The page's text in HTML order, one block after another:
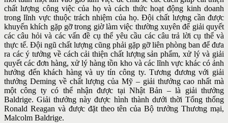
chất lượng công việc của họ và cách thức hoạt động kinh doanh
trong lĩnh vực thuộc trách nhiệm của họ. Đội chất lượng cần được
khuyến khích gặp gỡ trong giờ làm việc thường xuyên để giải quyết
các câu hỏi và các vấn đề cụ thể yêu cầu các câu trả lời cụ thể và
thực tế. Đội ngũ chất lượng cũng phải gặp gỡ liên phòng ban để đưa
ra các ý tưởng về cách cải thiện chất lượngsản phẩm, xử lý và giải
quyết các đơn hàng, xử lý hàng tồn kho và các lĩnh vực khác có ảnh
hưởng đến khách hàng và uy tín công ty. Tương đương với giải
thưởng Deming về chất lượng của Mỹ – giải thưởng caonhất mà
một công ty có thể nhận được tại Nhật Bản – là giải thưởng
Baldrige. Giải thưởng này được hình thành dưới thời Tổng thống
Ronald Reagan và được đặt theo tên của Bộ trưởng Thương mại,
Malcolm Baldrige.